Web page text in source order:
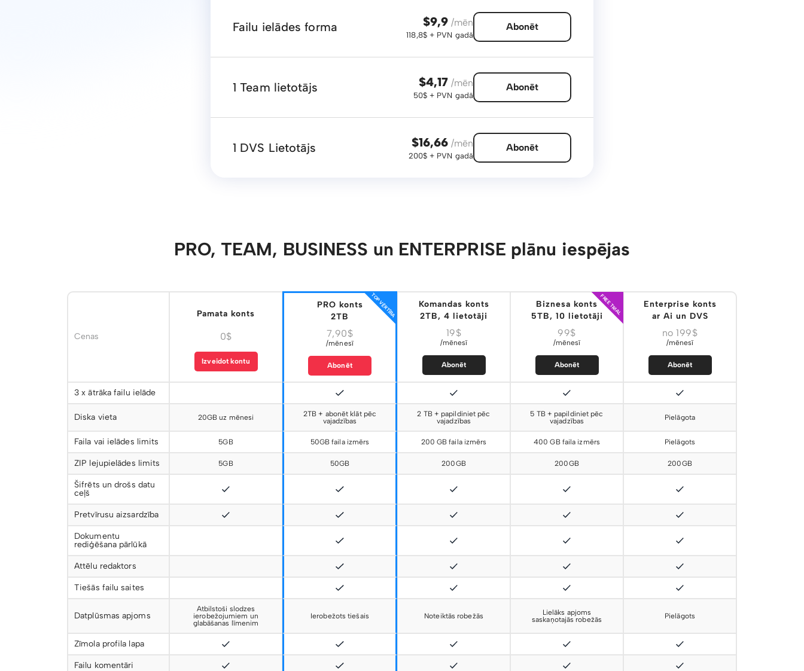
Failu ielādes forma $9,9 /mēn
118,8$ + PVN gadā
Abonēt
1 Team lietotājs $4,17 /mēn
50$ + PVN gadā
Abonēt
1 DVS Lietotājs $16,66 /mēn
200$ + PVN gadā
Abonēt
PRO, TEAM, BUSINESS un ENTERPRISE plānu iespējas
Cenas
Pamata konts
0$
Izveidot kontu
TOP VĒRTĪBA
PRO konts
2TB
7,90$
/mēnesī
Abonēt
Komandas konts
2TB, 4 lietotāji
19$
/mēnesī
Abonēt
FREE TRIAL
Biznesa konts
5TB, 10 lietotāji
99$
/mēnesī
Abonēt
Enterprise konts
ar Ai un DVS
no 199$
/mēnesī
Abonēt
3 x ātrāka failu ielāde
Diska vieta 20GB uz mēnesi
2TB + abonēt klāt pēc
vajadzības
2 TB + papildiniet pēc
vajadzības
5 TB + papildiniet pēc
vajadzības
Pielāgota
Faila vai ielādes limits 5GB 50GB faila izmērs 200 GB faila izmērs 400 GB faila izmērs Pielāgots
ZIP lejupielādes limits 5GB 50GB 200GB 200GB 200GB
Šifrēts un drošs datu
ceļš
Pretvīrusu aizsardzība
Dokumentu
rediģēšana pārlūkā
Attēlu redaktors
Tiešās failu saites
Datplūsmas apjoms
Atbilstoši slodzes
ierobežojumiem un
glabāšanas līmenim
Ierobežots tiešais Noteiktās robežās
Lielāks apjoms
saskaņotajās robežās
Pielāgots
Zīmola profila lapa
Failu komentāri